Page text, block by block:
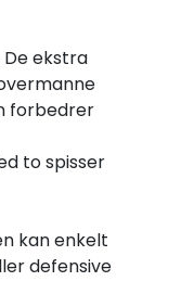
ekstra
forbedrer
to spisser
kan enkelt
defensive